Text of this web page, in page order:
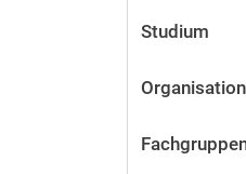
Studium
Organisation